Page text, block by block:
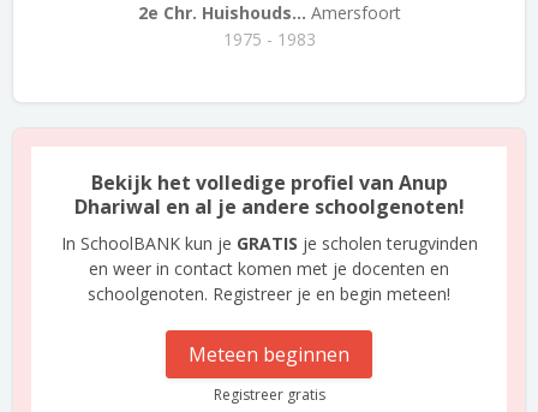
2e Chr. Huishouds... Amersfoort
1975 - 1983
Bekijk het volledige profiel van Anup
Dhariwal en al je andere schoolgenoten!
In SchoolBANK kun je GRATIS je scholen terugvinden
en weer in contact komen met je docenten en
schoolgenoten. Registreer je en begin meteen!
Meteen beginnen
Registreer gratis